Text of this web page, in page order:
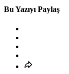
Bu Yazıyı Paylaş